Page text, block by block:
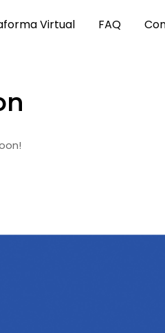
Virtual FAQ